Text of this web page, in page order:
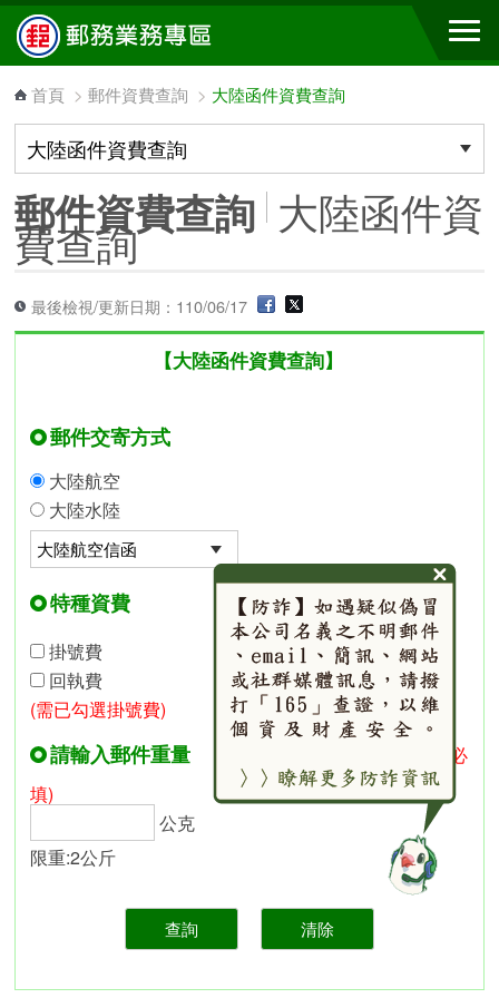
跳到主要內容區塊
首頁 >郵件資費查詢 > 大陸函件資費查詢
郵件資費查詢 大陸函件資
費查詢
最後檢視/更新日期：110/06/17
【大陸函件資費查詢】
郵件交寄方式
大陸航空
大陸水陸
特種資費
掛號費
回執費
(需已勾選掛號費)
請輸入郵件重量
(必
填)
公克
限重:2公斤